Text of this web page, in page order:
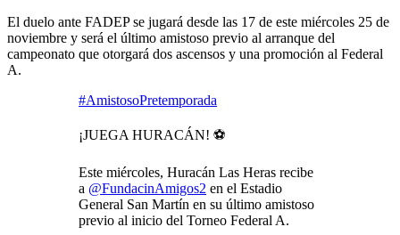
El duelo ante FADEP se jugará desde las 17 de este miércoles 25 de
noviembre y será el último amistoso previo al arranque del
campeonato que otorgará dos ascensos y una promoción al Federal
A.
#AmistosoPretemporada
¡JUEGA HURACÁN! ⚽
Este miércoles, Huracán Las Heras recibe
a ⁦ @FundacinAmigos2 ⁩ en el Estadio
General San Martín en su último amistoso
previo al inicio del Torneo Federal A.